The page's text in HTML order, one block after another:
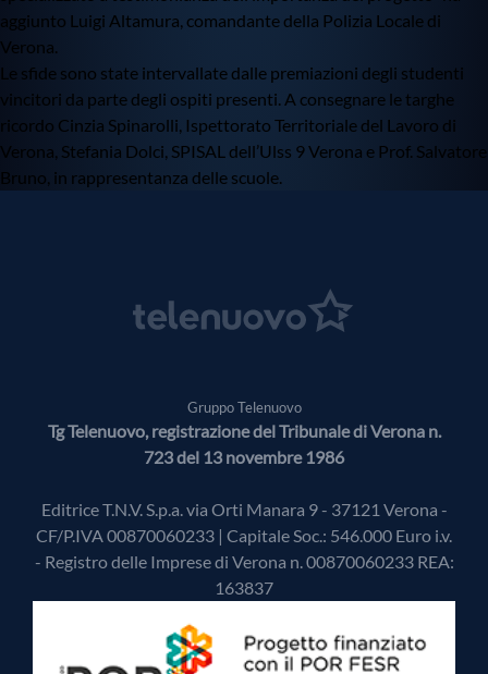
aggiunto Luigi Altamura, comandante della Polizia Locale di
Verona.
Le sfide sono state intervallate dalle premiazioni degli studenti
vincitori da parte degli ospiti presenti. A consegnare le targhe
ricordo Cinzia Spinarolli, Ispettorato Territoriale del Lavoro di
Verona, Stefania Dolci, SPISAL dell’Ulss 9 Verona e Prof. Salvatore
Bruno, in rappresentanza delle scuole.
Gruppo Telenuovo
Tg Telenuovo, registrazione del Tribunale di Verona n.
723 del 13 novembre 1986
Editrice T.N.V. S.p.a. via Orti Manara 9 - 37121 Verona -
CF/P.IVA 00870060233 | Capitale Soc.: 546.000 Euro i.v.
- Registro delle Imprese di Verona n. 00870060233 REA:
163837